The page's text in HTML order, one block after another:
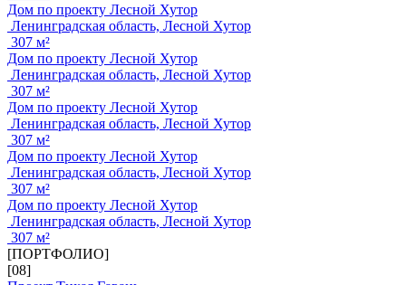
Дом по проекту Лесной Хутор
Ленинградская область, Лесной Хутор
307 м²
Дом по проекту Лесной Хутор
Ленинградская область, Лесной Хутор
307 м²
Дом по проекту Лесной Хутор
Ленинградская область, Лесной Хутор
307 м²
Дом по проекту Лесной Хутор
Ленинградская область, Лесной Хутор
307 м²
Дом по проекту Лесной Хутор
Ленинградская область, Лесной Хутор
307 м²
[ПОРТФОЛИО]
[08]